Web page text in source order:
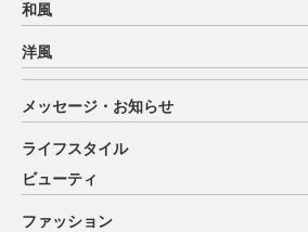
和風
洋風
メッセージ・お知らせ
ライフスタイル
ビューティ
ファッション